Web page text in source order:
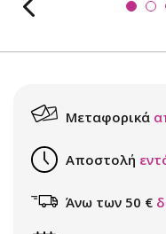
Μεταφορικά
Αποστολή
Άνω των 50 €